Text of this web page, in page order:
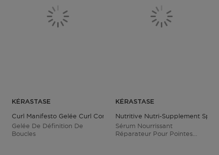
KÉRASTASE
Curl Manifesto Gelée Curl Contour
Gelée De Définition De
Boucles
KÉRASTASE
Nutritive Nutri-Supplement Split
Sérum Nourrissant
Réparateur Pour Pointes